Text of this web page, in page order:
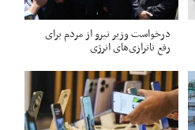
درخواست وزیر نیرو از مردم برای
رفع ناترازی‌های انرژی